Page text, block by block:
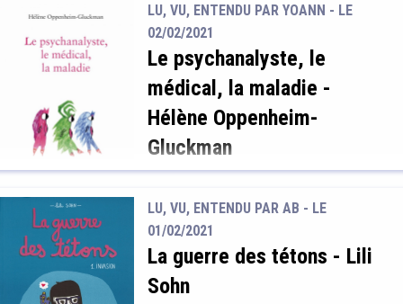
petit, elle tire de multiples fils. Des
représentations dans la culture
pop à l’image du bon vivant
flamboyant, elle décrypte avec
finesse et sensibilité la place de
l’alcool dans notre société. Ce qui
[…]
LU, VU, ENTENDU PAR YOANN - LE
02/02/2021
Le psychanalyste, le
médical, la maladie -
Hélène Oppenheim-
Gluckman
Freud au médical et s’appuyant sur
sa pratique auprès de patients
atteints de maladies somatiques
graves, Hélène Oppenheim-
Gluckman, s’intéresse aux liens et
LU, VU, ENTENDU PAR AB - LE
01/02/2021
La guerre des tétons - Lili
Sohn